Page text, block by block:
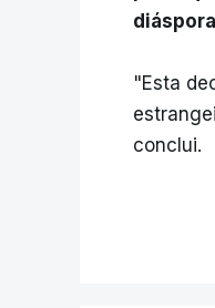
"Esta
conclui.